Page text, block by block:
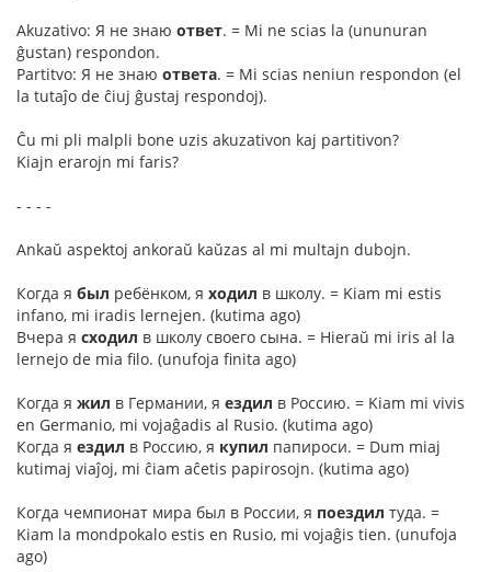
Akuzativo: Я не знаю ответ. = Mi ne scias la (ununuran
ĝustan) respondon.
Partitvo: Я не знаю ответа. = Mi scias neniun respondon (el
la tutaĵo de ĉiuj ĝustaj respondoj).
Ĉu mi pli malpli bone uzis akuzativon kaj partitivon?
Kiajn erarojn mi faris?
- - - -
Ankaŭ aspektoj ankoraŭ kaŭzas al mi multajn dubojn.
Когда я был ребёнком, я ходил в школу. = Kiam mi estis
infano, mi iradis lernejen. (kutima ago)
Вчера я сходил в школу своего сына. = Hieraŭ mi iris al la
lernejo de mia filo. (unufoja finita ago)
Когда я жил в Германии, я ездил в Россию. = Kiam mi vivis
en Germanio, mi vojaĝadis al Rusio. (kutima ago)
Когда я ездил в Россию, я купил папироси. = Dum miaj
kutimaj viaĵoj, mi ĉiam aĉetis papirosojn. (kutima ago)
Когда чемпионат мира был в России, я поездил туда. =
Kiam la mondpokalo estis en Rusio, mi vojaĝis tien. (unufoja
ago)